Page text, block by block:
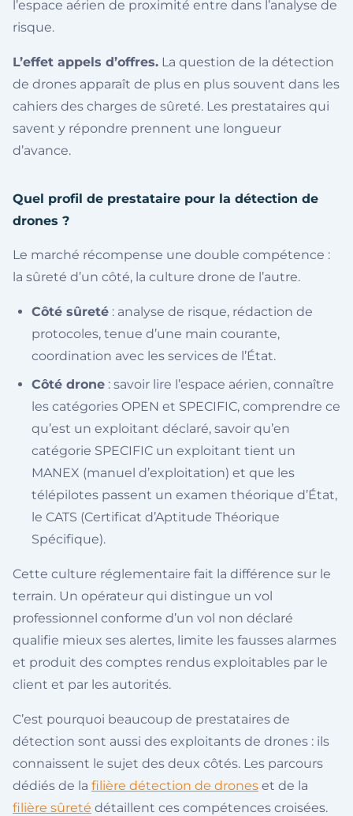
l’espace aérien de proximité entre dans l’analyse de
risque.
L’effet appels d’offres. La question de la détection
de drones apparaît de plus en plus souvent dans les
cahiers des charges de sûreté. Les prestataires qui
savent y répondre prennent une longueur
d’avance.
Quel profil de prestataire pour la détection de
drones ?
Le marché récompense une double compétence :
la sûreté d’un côté, la culture drone de l’autre.
Côté sûreté : analyse de risque, rédaction de
protocoles, tenue d’une main courante,
coordination avec les services de l’État.
Côté drone : savoir lire l’espace aérien, connaître
les catégories OPEN et SPECIFIC, comprendre ce
qu’est un exploitant déclaré, savoir qu’en
catégorie SPECIFIC un exploitant tient un
MANEX (manuel d’exploitation) et que les
télépilotes passent un examen théorique d’État,
le CATS (Certificat d’Aptitude Théorique
Spécifique).
Cette culture réglementaire fait la différence sur le
terrain. Un opérateur qui distingue un vol
professionnel conforme d’un vol non déclaré
qualifie mieux ses alertes, limite les fausses alarmes
et produit des comptes rendus exploitables par le
client et par les autorités.
C’est pourquoi beaucoup de prestataires de
détection sont aussi des exploitants de drones : ils
connaissent le sujet des deux côtés. Les parcours
dédiés de la filière détection de drones et de la
filière sûreté détaillent ces compétences croisées.